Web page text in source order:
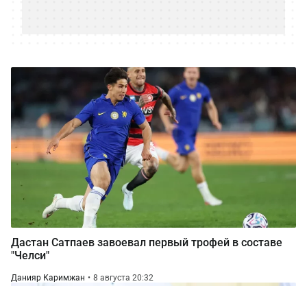
Дастан Сатпаев завоевал первый трофей в составе
"Челси"
Данияр Каримжан 8 августа 20:32